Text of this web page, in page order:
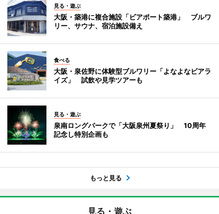
見る・遊ぶ
大阪・築港に複合施設「ビアポート築港」 ブルワ
リー、サウナ、宿泊施設備え
食べる
大阪・泉佐野に体験型ブルワリー「よなよなビアラ
イズ」 試飲や見学ツアーも
見る・遊ぶ
泉南ロングパークで「大阪泉州夏祭り」 10周年
記念し特別企画も
もっと見る
見る・遊ぶ